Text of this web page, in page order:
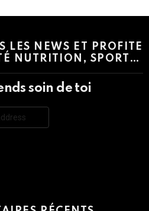
LES NEWS ET PROFITE
NUTRITION, SPORT…
soin de toi